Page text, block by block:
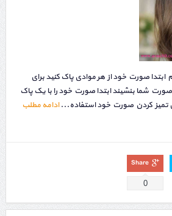
ابتدا صورت خود از هر موادی پاک کنید برای
شما بنشیند ابتدا صورت خود را با یک پاک
تمیز کردن صورت خود استفاده...ادامه مطلب
Share
0